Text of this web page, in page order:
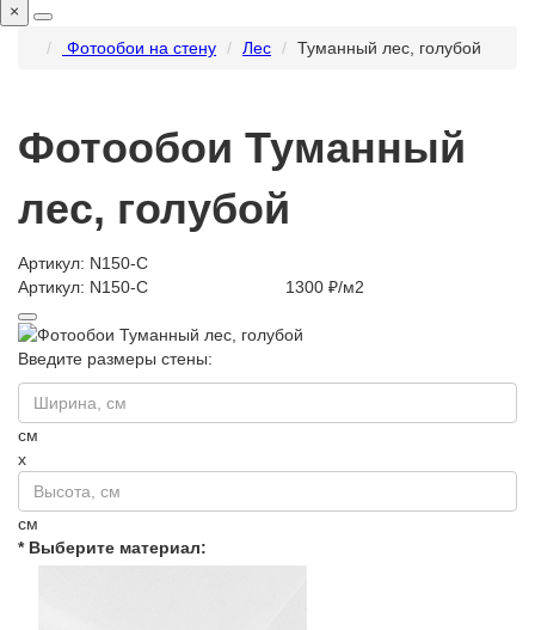
×
Фотообои на стену
Лес Туманный лес, голубой
Фотообои Туманный
лес, голубой
Артикул: N150-C
Артикул: N150-C
1300 ₽/м2
Введите размеры стены:
см
x
см
* Выберите материал: